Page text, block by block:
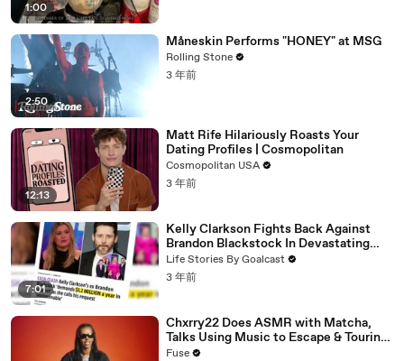
1:00
2:50
Måneskin Performs "HONEY" at MSG
Rolling Stone
3 年前
12:13
Matt Rife Hilariously Roasts Your
Dating Profiles | Cosmopolitan
Cosmopolitan USA
3 年前
7:01
Kelly Clarkson Fights Back Against
Brandon Blackstock In Devastating
Divorce Battle
Life Stories By Goalcast
3 年前
Chxrry22 Does ASMR with Matcha,
Talks Using Music to Escape & Touring
with The Weeknd
Fuse